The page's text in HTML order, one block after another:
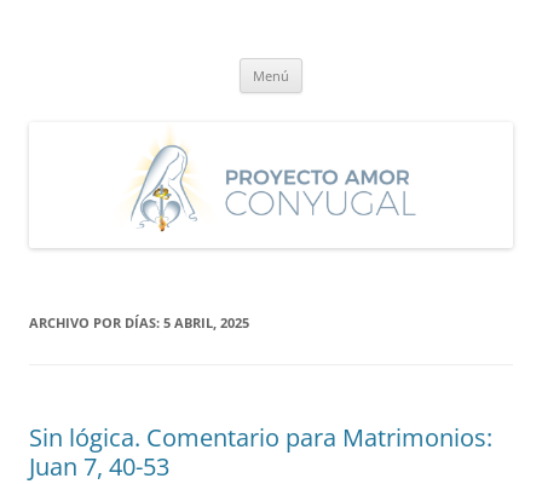
Menú
ARCHIVO POR DÍAS: 5 ABRIL, 2025
Sin lógica. Comentario para Matrimonios:
Juan 7, 40-53